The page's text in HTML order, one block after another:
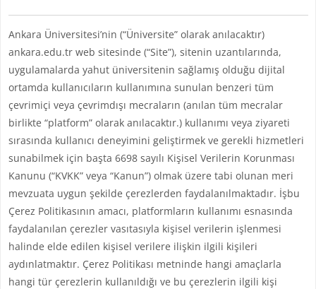
Ankara Üniversitesi’nin (“Üniversite” olarak anılacaktır)
ankara.edu.tr web sitesinde (“Site”), sitenin uzantılarında,
uygulamalarda yahut üniversitenin sağlamış olduğu dijital
ortamda kullanıcıların kullanımına sunulan benzeri tüm
çevrimiçi veya çevrimdışı mecraların (anılan tüm mecralar
birlikte “platform” olarak anılacaktır.) kullanımı veya ziyareti
sırasında kullanıcı deneyimini geliştirmek ve gerekli hizmetleri
sunabilmek için başta 6698 sayılı Kişisel Verilerin Korunması
Kanunu (“KVKK” veya “Kanun”) olmak üzere tabi olunan meri
mevzuata uygun şekilde çerezlerden faydalanılmaktadır. İşbu
Çerez Politikasının amacı, platformların kullanımı esnasında
faydalanılan çerezler vasıtasıyla kişisel verilerin işlenmesi
halinde elde edilen kişisel verilere ilişkin ilgili kişileri
aydınlatmaktır. Çerez Politikası metninde hangi amaçlarla
hangi tür çerezlerin kullanıldığı ve bu çerezlerin ilgili kişi